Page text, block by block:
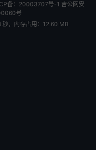
备：20003707号-1 吉公网安
号
，内存占用：12.60 MB